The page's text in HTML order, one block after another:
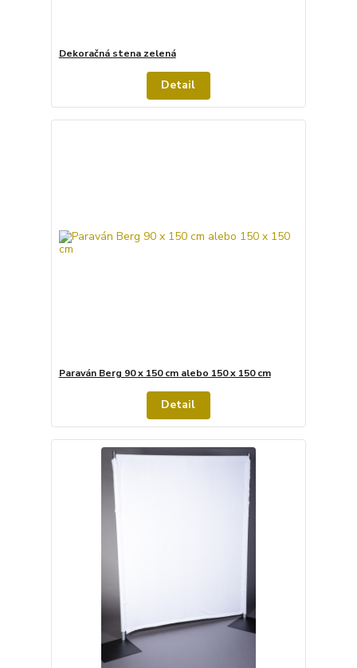
Dekoračná stena zelená
Detail
Paraván Berg 90 x 150 cm alebo 150 x 150 cm
Detail